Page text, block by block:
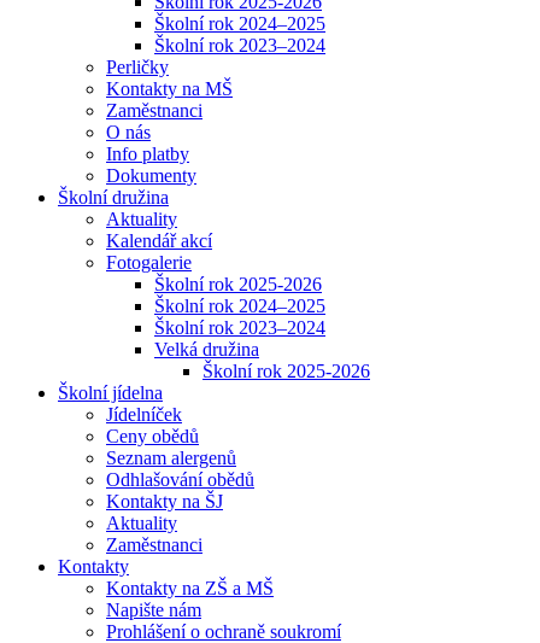
Školní rok 2024–2025
Školní rok 2023–2024
Perličky
Kontakty na MŠ
Zaměstnanci
O nás
Info platby
Dokumenty
Školní družina
Aktuality
Kalendář akcí
Fotogalerie
Školní rok 2025-2026
Školní rok 2024–2025
Školní rok 2023–2024
Velká družina
Školní rok 2025-2026
Školní jídelna
Jídelníček
Ceny obědů
Seznam alergenů
Odhlašování obědů
Kontakty na ŠJ
Aktuality
Zaměstnanci
Kontakty
Kontakty na ZŠ a MŠ
Napište nám
Prohlášení o ochraně soukromí